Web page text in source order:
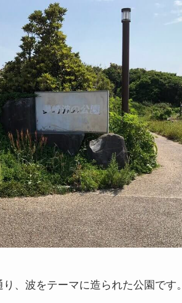
、波をテーマに造られた公園です。